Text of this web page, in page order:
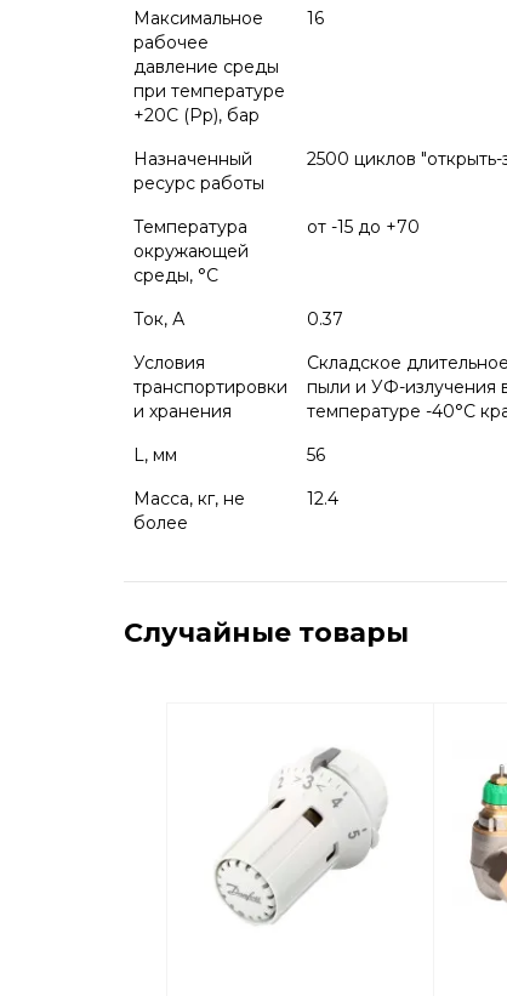
Максимальное
рабочее
давление среды
при температуре
+20С (Рр), бар
16
Назначенный
ресурс работы
2500 циклов
Температура
окружающей
среды, °С
от -15 до +70
Ток, А
0.37
Условия
транспортировки
и хранения
Складское
пыли и УФ-излучения
температуре -40°С
L, мм
56
Масса, кг, не
более
12.4
Случайные товары